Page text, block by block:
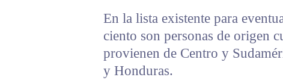
En la lista existente para
ciento son personas de origen
provienen de Centro y
y Honduras.